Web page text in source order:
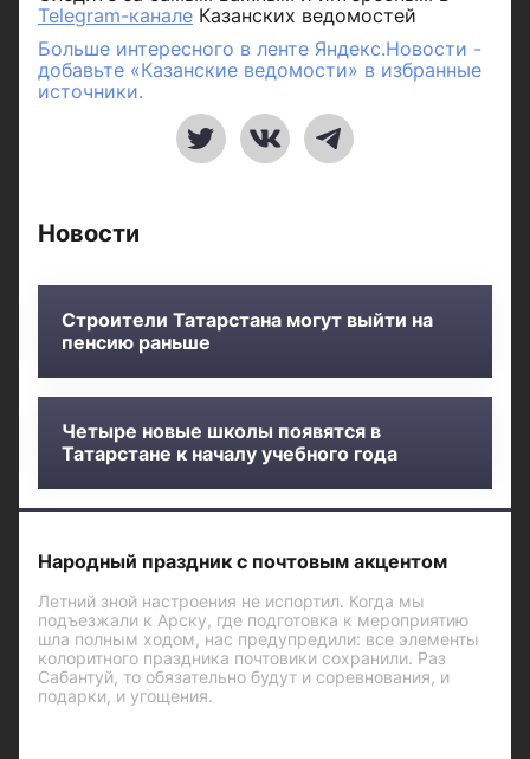
Telegram-канале Казанских ведомостей
Больше интересного в ленте Яндекс.Новости -
добавьте «Казанские ведомости» в избранные
источники.
Новости
Строители Татарстана могут выйти на
пенсию раньше
Четыре новые школы появятся в
Татарстане к началу учебного года
Народный праздник с почтовым акцентом
Летний зной настроения не испортил. Когда мы
подъезжали к Арску, где подготовка к мероприятию
шла полным ходом, нас предупредили: все элементы
колоритного праздника почтовики сохранили. Раз
Сабантуй, то обязательно будут и соревнования, и
подарки, и угощения.